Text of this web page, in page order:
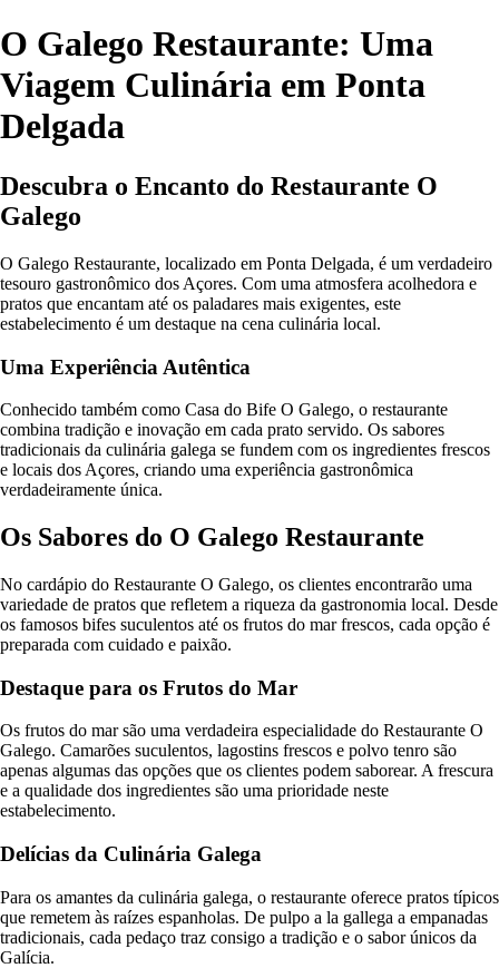
O Galego Restaurante: Uma
Viagem Culinária em Ponta
Delgada
Descubra o Encanto do Restaurante O
Galego
O Galego Restaurante, localizado em Ponta Delgada, é um verdadeiro
tesouro gastronômico dos Açores. Com uma atmosfera acolhedora e
pratos que encantam até os paladares mais exigentes, este
estabelecimento é um destaque na cena culinária local.
Uma Experiência Autêntica
Conhecido também como Casa do Bife O Galego, o restaurante
combina tradição e inovação em cada prato servido. Os sabores
tradicionais da culinária galega se fundem com os ingredientes frescos
e locais dos Açores, criando uma experiência gastronômica
verdadeiramente única.
Os Sabores do O Galego Restaurante
No cardápio do Restaurante O Galego, os clientes encontrarão uma
variedade de pratos que refletem a riqueza da gastronomia local. Desde
os famosos bifes suculentos até os frutos do mar frescos, cada opção é
preparada com cuidado e paixão.
Destaque para os Frutos do Mar
Os frutos do mar são uma verdadeira especialidade do Restaurante O
Galego. Camarões suculentos, lagostins frescos e polvo tenro são
apenas algumas das opções que os clientes podem saborear. A frescura
e a qualidade dos ingredientes são uma prioridade neste
estabelecimento.
Delícias da Culinária Galega
Para os amantes da culinária galega, o restaurante oferece pratos típicos
que remetem às raízes espanholas. De pulpo a la gallega a empanadas
tradicionais, cada pedaço traz consigo a tradição e o sabor únicos da
Galícia.